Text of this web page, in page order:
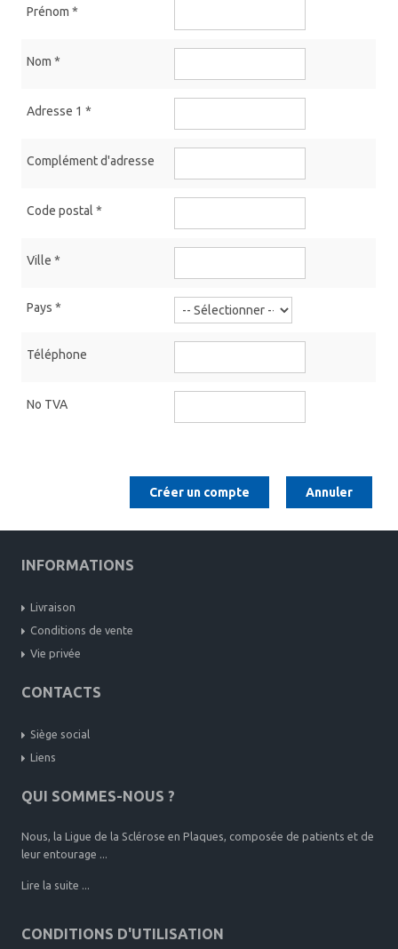
Prénom *
Nom *
Adresse 1 *
Complément d'adresse
Code postal *
Ville *
Pays *
Téléphone
No TVA
Créer un compte Annuler
INFORMATIONS
Livraison
Conditions de vente
Vie privée
CONTACTS
Siège social
Liens
QUI SOMMES-NOUS ?
Nous, la Ligue de la Sclérose en Plaques, composée de patients et de
leur entourage ...
Lire la suite ...
CONDITIONS D'UTILISATION